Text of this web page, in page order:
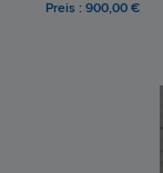
Preis : 900,00 €